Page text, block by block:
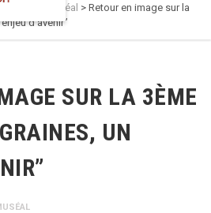
Pôle muséal > Retour en image sur la
d’avenir”
SUR LA 3ÈME
UN